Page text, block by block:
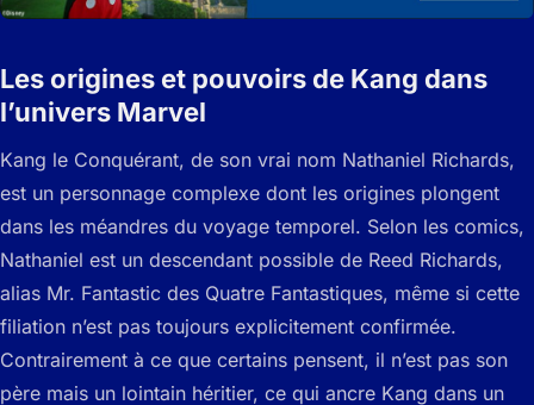
Les origines et pouvoirs de Kang dans
l’univers Marvel
Kang le Conquérant, de son vrai nom Nathaniel Richards,
est un personnage complexe dont les origines plongent
dans les méandres du voyage temporel. Selon les comics,
Nathaniel est un descendant possible de Reed Richards,
alias Mr. Fantastic des Quatre Fantastiques, même si cette
filiation n’est pas toujours explicitement confirmée.
Contrairement à ce que certains pensent, il n’est pas son
père mais un lointain héritier, ce qui ancre Kang dans un